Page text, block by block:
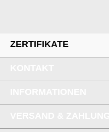
ZERTIFIKATE